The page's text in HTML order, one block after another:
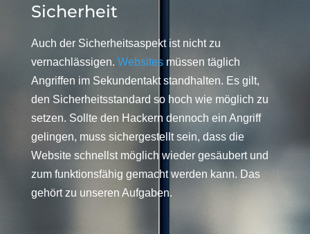
Sicherheit
Auch der Sicherheitsaspekt ist nicht zu
vernachlässigen. Websitesmüssen täglich
Angriffen im Sekundentakt standhalten. Es gilt,
den Sicherheitsstandard so hoch wie möglich zu
setzen. Sollte den Hackern dennoch ein Angriff
gelingen, muss sichergestellt sein, dass die
Website schnellst möglich wieder gesäubert und
zum funktionsfähig gemacht werden kann. Das
gehört zu unseren Aufgaben.